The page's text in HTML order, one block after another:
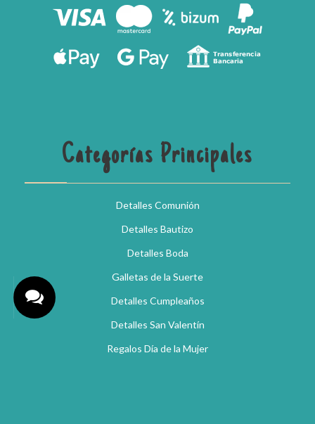
Categorías Principales
Detalles Comunión
Detalles Bautizo
Detalles Boda
Galletas de la Suerte
Detalles Cumpleaños
Detalles San Valentín
Regalos Día de la Mujer